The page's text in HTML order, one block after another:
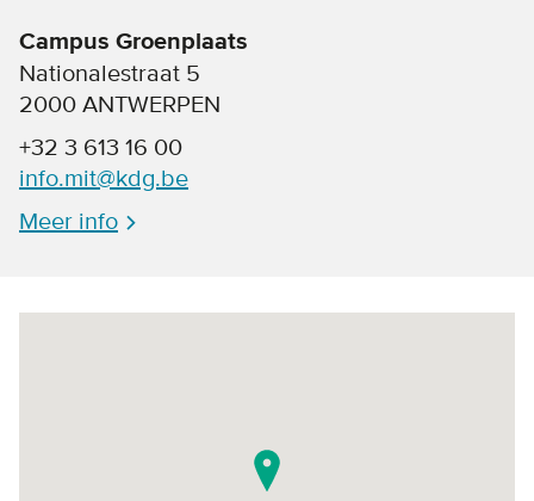
Campus Groenplaats
Nationalestraat 5
2000 ANTWERPEN
+32 3 613 16 00
info.mit@kdg.be
Meer info